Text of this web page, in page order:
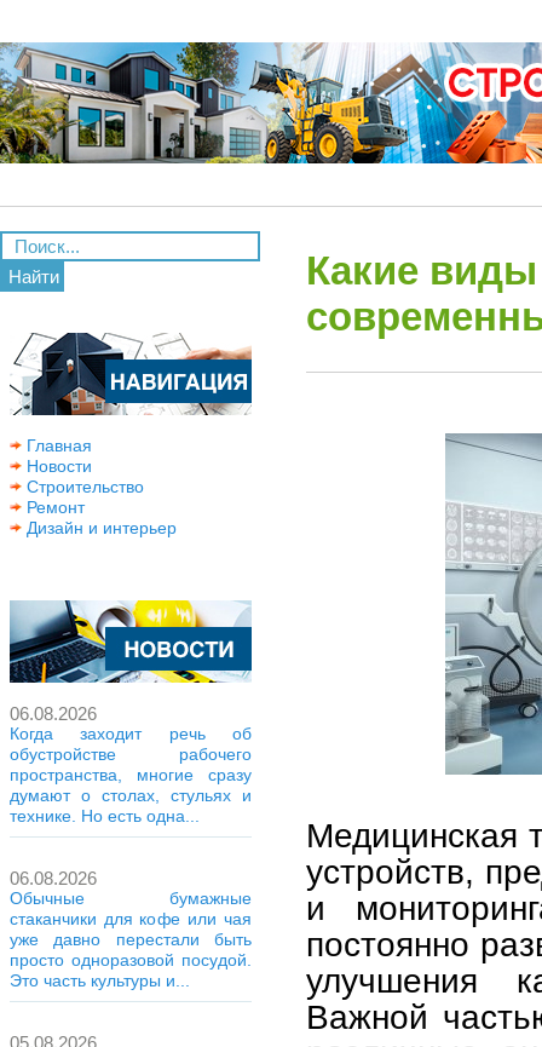
Найти
Главная
Новости
Строительство
Ремонт
Дизайн и интерьер
06.08.2026
Когда заходит речь об
обустройстве рабочего
пространства, многие сразу
думают о столах, стульях и
технике. Но есть одна...
06.08.2026
Обычные бумажные
стаканчики для кофе или чая
уже давно перестали быть
просто одноразовой посудой.
Это часть культуры и...
05.08.2026
Какие
Медицинская
устройств,
и
постоянно
улучшения
Важной